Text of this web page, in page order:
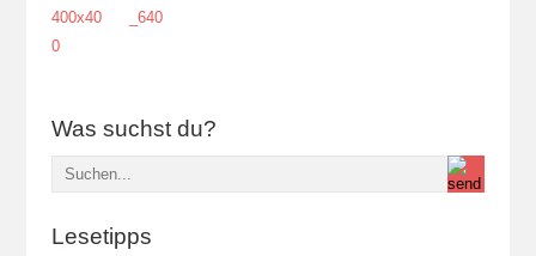
Was suchst du?
Lesetipps